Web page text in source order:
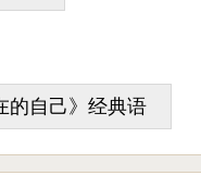
的自己》经典语